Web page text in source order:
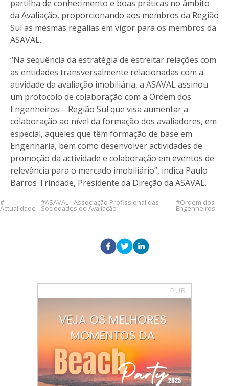
partilha de conhecimento e boas práticas no âmbito
da Avaliação, proporcionando aos membros da Região
Sul as mesmas regalias em vigor para os membros da
ASAVAL.
“Na sequência da estratégia de estreitar relações com
as entidades transversalmente relacionadas com a
atividade da avaliação imobiliária, a ASAVAL assinou
um protocolo de colaboração com a Ordem dos
Engenheiros – Região Sul que visa aumentar a
colaboração ao nível da formação dos avaliadores, em
especial, aqueles que têm formação de base em
Engenharia, bem como desenvolver actividades de
promoção da actividade e colaboração em eventos de
relevância para o mercado imobiliário”, indica Paulo
Barros Trindade, Presidente da Direção da ASAVAL.
Actualidade
ASAVAL - Associação Profissional das
Sociedades de Avaliação
Ordem dos
Engenheiros
PUB